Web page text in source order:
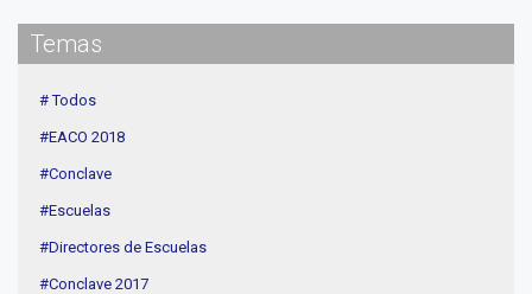
Contenidos de Interés
Cuota
Agenda
Linea Sociedad
Temas
# Todos
#EACO 2018
#Conclave
#Escuelas
#Directores de Escuelas
#Conclave 2017